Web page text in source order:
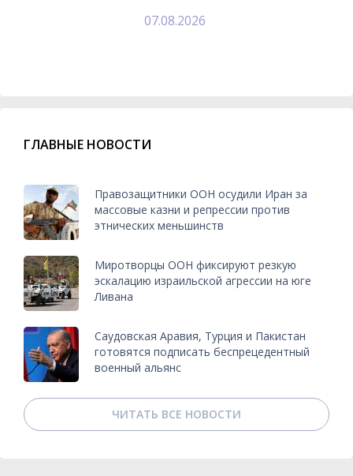
07.08.2026
ГЛАВНЫЕ НОВОСТИ
Правозащитники ООН осудили Иран за
массовые казни и репрессии против
этнических меньшинств
Миротворцы ООН фиксируют резкую
эскалацию израильской агрессии на юге
Ливана
Саудовская Аравия, Турция и Пакистан
готовятся подписать беспрецедентный
военный альянс
ЧИТАТЬ ВСЕ НОВОСТИ